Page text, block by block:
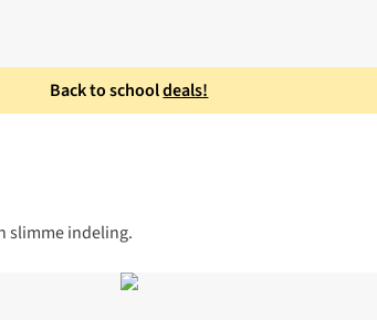
Back to schooldeals!
slimme indeling.